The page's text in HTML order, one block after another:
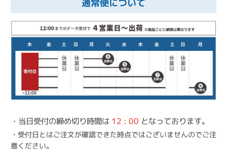
・当日受付の締め切り時間は 12 : 00 となっております。
・受付日とはご注文が確認できた時点ではございませんのでご注
意ください。